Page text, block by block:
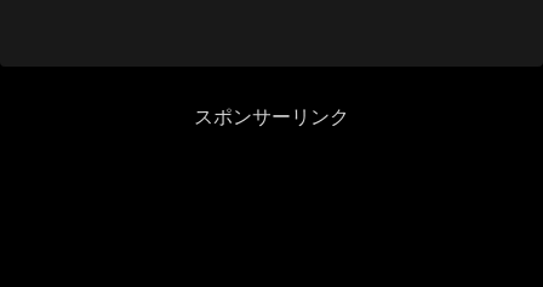
スポンサーリンク